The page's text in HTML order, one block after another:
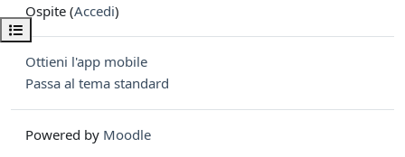
Apri indice del corso
Ospite (Accedi)
Ottieni l'app mobile
Passa al tema standard
Powered by Moodle